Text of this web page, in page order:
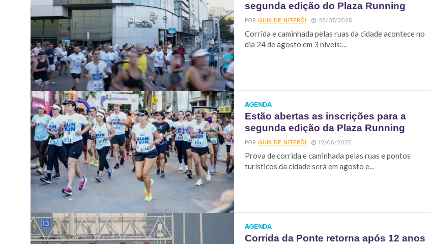
segunda edição do Plaza Running
PORGUIA DE NITERÓI 28/07/2025
Corrida e caminhada pelas ruas da cidade acontece no
dia 24 de agosto em 3 níveis:...
AGENDA
Estão abertas as inscrições para a
segunda edição da Plaza Running
PORGUIA DE NITERÓI 12/06/2025
Prova de corrida e caminhada pelas ruas e pontos
turísticos da cidade será em agosto e...
AGENDA
Corrida da Ponte retorna após 12 anos